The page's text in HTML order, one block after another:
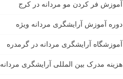
آموزش فر کردن مو مردانه در کرج
دوره آموزش آرایشگری مردانه ویژه
آموزشگاه آرایشگری مردانه در گرمدره
هزینه مدرک بین المللی آرایشگری مردانه